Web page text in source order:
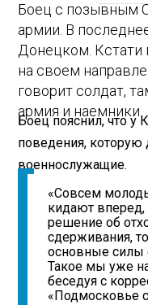
Боец с позывным
армии. В
Донецком. Кстати
на своем
говорит солдат,
армия и наемники.
Боец пояснил, что у
поведения, которую
военнослужащие.
«Совсем
кидают
решение об
сдерживания,
основные силы
Такое мы уже
беседуя с
«Подмосковье